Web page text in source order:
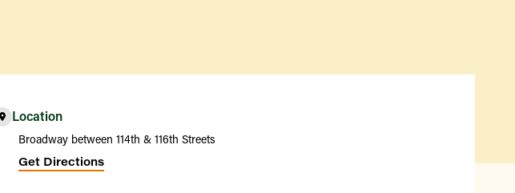
Uso de SNAP y beneficios
Location
Broadway between 114th & 116th Streets
Get Directions